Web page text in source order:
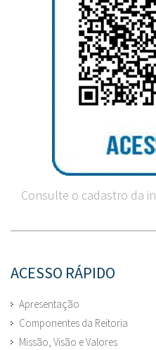
Consulte o cadastro da
ACESSO RÁPIDO
Apresentação
Componentes da Reitoria
Missão, Visão e Valores